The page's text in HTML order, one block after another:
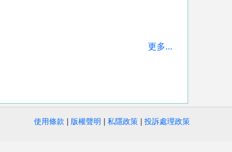
更多...
使用條款 版權聲明 私隱政策 投訴處理政策